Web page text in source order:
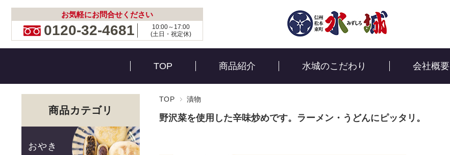
お気軽にお問合せください
0120-32-4681
10:00～17:00
(土日・祝定休)
TOP 商品紹介 水城のこだわり 会社概要
TOP 漬物
野沢菜を使用した辛味炒めです。ラーメン・うどんにピッタリ。
商品カテゴリ
おやき